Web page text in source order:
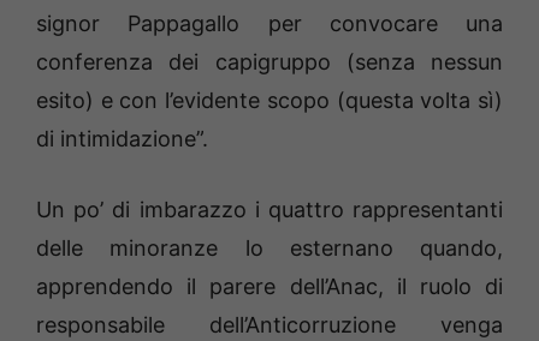
signor Pappagallo per convocare una
conferenza dei capigruppo (senza nessun
esito) e con l’evidente scopo (questa volta sì)
di intimidazione”.
Un po’ di imbarazzo i quattro rappresentanti
delle minoranze lo esternano quando,
apprendendo il parere dell’Anac, il ruolo di
responsabile dell’Anticorruzione venga